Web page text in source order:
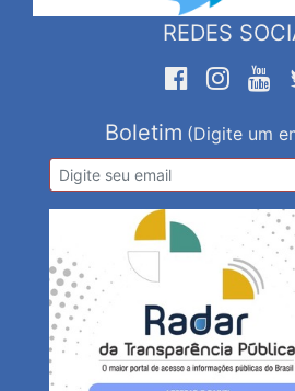
REDES
Boletim (Digite um